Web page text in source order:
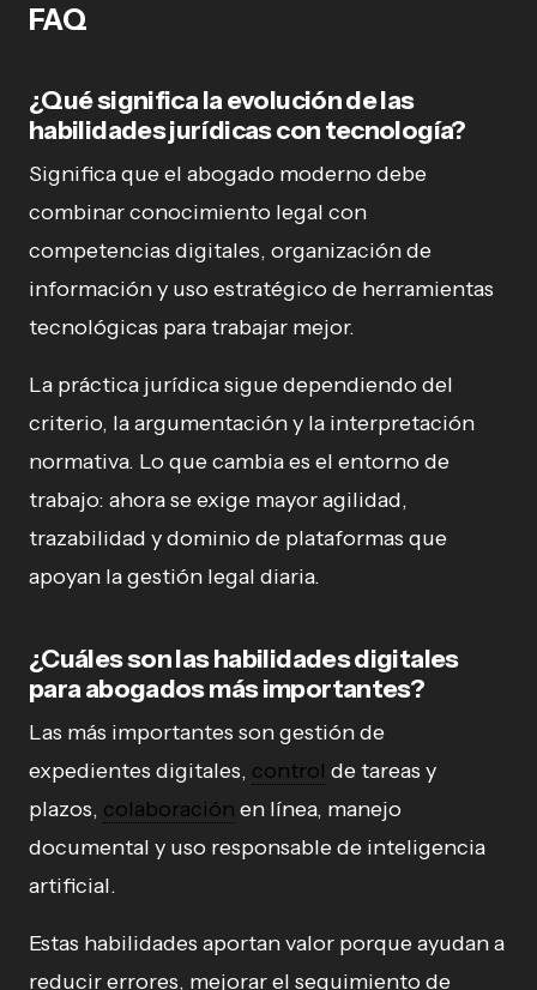
FAQ
¿Qué significa la evolución de las
habilidades jurídicas con tecnología?
Significa que el abogado moderno debe
combinar conocimiento legal con
competencias digitales, organización de
información y uso estratégico de herramientas
tecnológicas para trabajar mejor.
La práctica jurídica sigue dependiendo del
criterio, la argumentación y la interpretación
normativa. Lo que cambia es el entorno de
trabajo: ahora se exige mayor agilidad,
trazabilidad y dominio de plataformas que
apoyan la gestión legal diaria.
¿Cuáles son las habilidades digitales
para abogados más importantes?
Las más importantes son gestión de
expedientes digitales, control de tareas y
plazos, colaboración en línea, manejo
documental y uso responsable de inteligencia
artificial.
Estas habilidades aportan valor porque ayudan a
reducir errores, mejorar el seguimiento de